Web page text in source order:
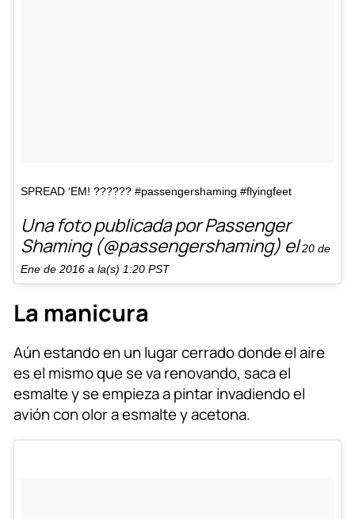
SPREAD ‘EM! ?????? #passengershaming #flyingfeet
Una foto publicada por Passenger
Shaming (@passengershaming) el20 de
Ene de 2016 a la(s) 1:20 PST
La manicura
Aún estando en un lugar cerrado donde el aire
es el mismo que se va renovando, saca el
esmalte y se empieza a pintar invadiendo el
avión con olor a esmalte y acetona.